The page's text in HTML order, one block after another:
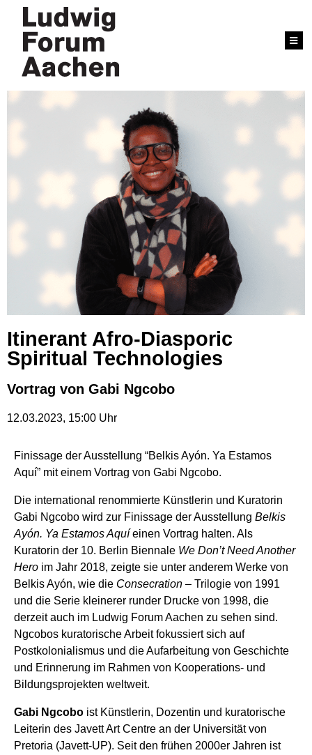
Itinerant Afro-Diasporic
Spiritual Technologies
Vortrag von Gabi Ngcobo
12.03.2023, 15:00 Uhr
Finissage der Ausstellung “Belkis Ayón. Ya Estamos
Aquí” mit einem Vortrag von Gabi Ngcobo.
Die international renommierte Künstlerin und Kuratorin
Gabi Ngcobo wird zur Finissage der Ausstellung Belkis
Ayón. Ya Estamos Aquíeinen Vortrag halten. Als
Kuratorin der 10. Berlin Biennale We Don’t Need Another
Hero im Jahr 2018, zeigte sie unter anderem Werke von
Belkis Ayón, wie die Consecration – Trilogie von 1991
und die Serie kleinerer runder Drucke von 1998, die
derzeit auch im Ludwig Forum Aachen zu sehen sind.
Ngcobos kuratorische Arbeit fokussiert sich auf
Postkolonialismus und die Aufarbeitung von Geschichte
und Erinnerung im Rahmen von Kooperations- und
Bildungsprojekten weltweit.
Gabi Ngcobo ist Künstlerin, Dozentin und kuratorische
Leiterin des Javett Art Centre an der Universität von
Pretoria (Javett-UP). Seit den frühen 2000er Jahren ist